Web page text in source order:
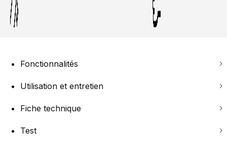
Fonctionnalités
Utilisation et entretien
Fiche technique
Test